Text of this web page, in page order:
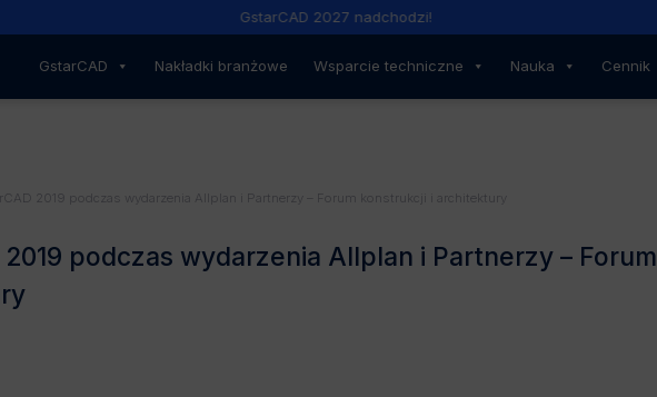
GstarCAD 2027 nadchodzi!
GstarCAD Nakładki branżowe Wsparcie techniczne Nauka Cennik
2019 podczas wydarzenia Allplan i Partnerzy – Forum konstrukcji i architektury
podczas wydarzenia Allplan i Partnerzy – Forum